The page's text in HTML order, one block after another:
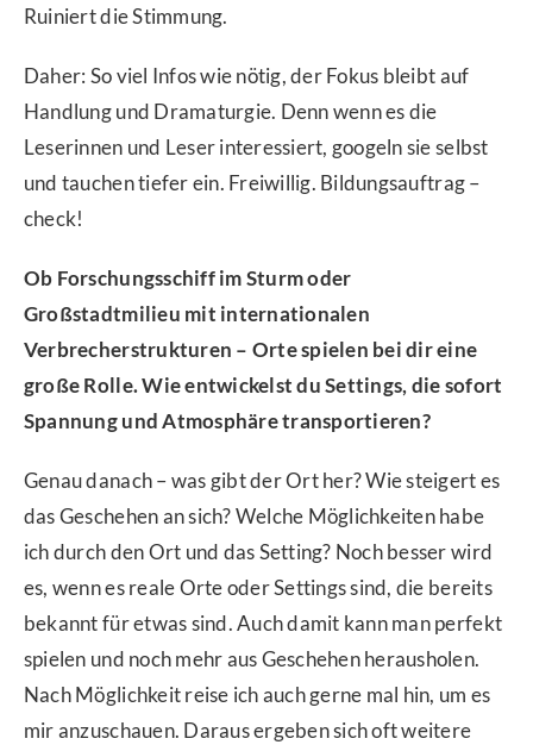
Ruiniert die Stimmung.
Daher: So viel Infos wie nötig, der Fokus bleibt auf
Handlung und Dramaturgie. Denn wenn es die
Leserinnen und Leser interessiert, googeln sie selbst
und tauchen tiefer ein. Freiwillig. Bildungsauftrag –
check!
Ob Forschungsschiff im Sturm oder
Großstadtmilieu mit internationalen
Verbrecherstrukturen – Orte spielen bei dir eine
große Rolle. Wie entwickelst du Settings, die sofort
Spannung und Atmosphäre transportieren?
Genau danach – was gibt der Ort her? Wie steigert es
das Geschehen an sich? Welche Möglichkeiten habe
ich durch den Ort und das Setting? Noch besser wird
es, wenn es reale Orte oder Settings sind, die bereits
bekannt für etwas sind. Auch damit kann man perfekt
spielen und noch mehr aus Geschehen herausholen.
Nach Möglichkeit reise ich auch gerne mal hin, um es
mir anzuschauen. Daraus ergeben sich oft weitere